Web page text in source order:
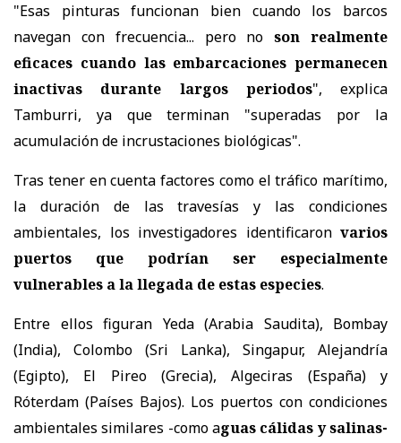
"Esas pinturas funcionan bien cuando los barcos
navegan con frecuencia... pero noson realmente
eficaces cuando las embarcaciones permanecen
inactivas durante largos periodos", explica
Tamburri, ya que terminan "superadas por la
acumulación de incrustaciones biológicas".
Tras tener en cuenta factores como el tráfico marítimo,
la duración de las travesías y las condiciones
ambientales, los investigadores identificaronvarios
puertos que podrían ser especialmente
vulnerables a la llegada de estas especies.
Entre ellos figuran Yeda (Arabia Saudita), Bombay
(India), Colombo (Sri Lanka), Singapur, Alejandría
(Egipto), El Pireo (Grecia), Algeciras (España) y
Róterdam (Países Bajos). Los puertos con condiciones
ambientales similares -como aguas cálidas y salinas-